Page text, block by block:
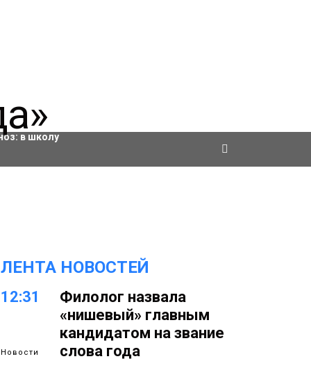
в школу
ЛЕНТА НОВОСТЕЙ
12:31
Новости
Филолог назвала
«нишевый» главным
кандидатом на звание
слова года